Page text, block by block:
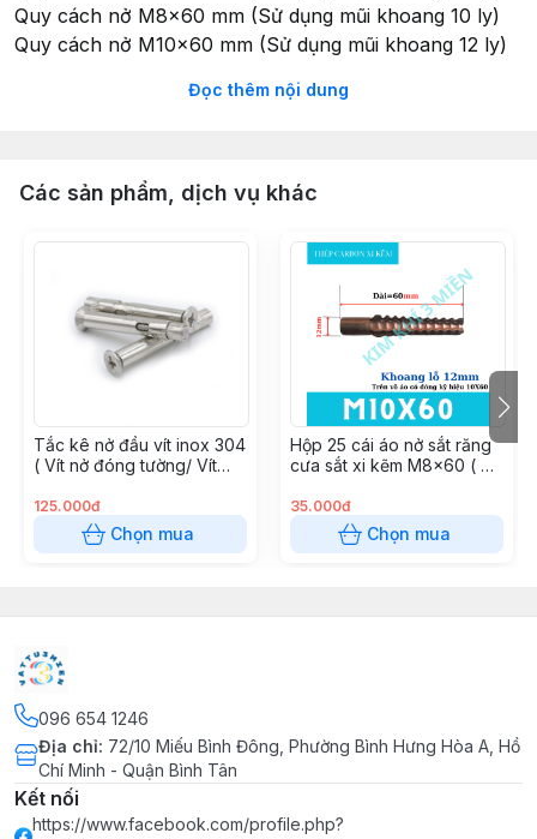
Quy cách nở M8x60 mm (Sử dụng mũi khoang 10 ly)
Quy cách nở M10x60 mm (Sử dụng mũi khoang 12 ly)
bu lông nở 3 cánh, bulong nở, bulong nở 3 cánh
bulong nở, nở sắt 3 cánh, tắc kể
Đọc thêm nội dung
Các sản phẩm, dịch vụ khác
Tắc kê nở đầu vít inox 304
( Vít nở đóng tường/ Vít
125.000đ
Chọn mua
Hộp 25 cái áo nở sắt răng
cưa sắt xi kẽm M8x60 ( Áo
35.000đ
Chọn mua
096 654 1246
Địa chỉ: 72/10 Miếu Bình Đông, Phường Bình Hưng Hòa A, Hồ
Chí Minh - Quận Bình Tân
Kết nối
https://www.facebook.com/profile.php?